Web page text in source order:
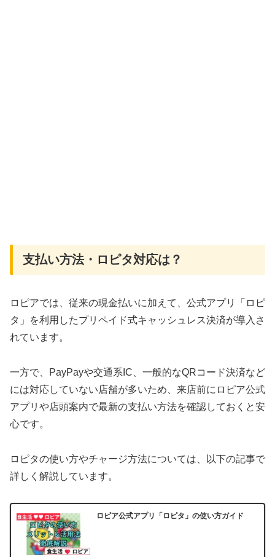
支払い方法・ロピタ対応は？
ロピアでは、従来の現金払いに加えて、公式アプリ「ロピ
タ」を利用したプリペイド式キャッシュレス決済が導入さ
れています。
一方で、PayPayや交通系IC、一般的なQRコード決済など
には対応していない店舗が多いため、来店前にロピア公式
アプリや店頭案内で最新の支払い方法を確認しておくと安
心です。
ロピタの使い方やチャージ方法については、以下の記事で
詳しく解説しています。
ロピア公式アプリ「ロピタ」の使い方ガイド